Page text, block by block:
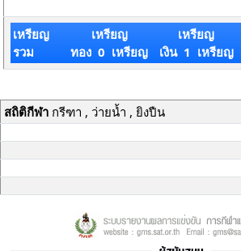
เหรียญ
รวม
เหรียญ
ทอง 0 เหรียญ
เหรียญ
เงิน 1 เหรียญ
สถิติกีฬากรีฑา , ว่ายน้ำ , ยิงปืน